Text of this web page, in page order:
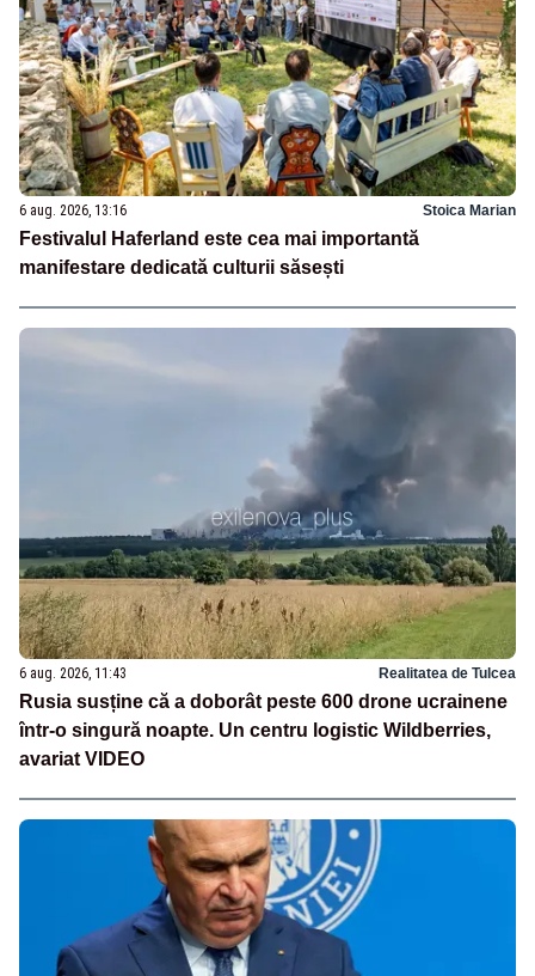
6 aug. 2026, 13:16 Stoica Marian
Festivalul Haferland este cea mai importantă
manifestare dedicată culturii săsești
6 aug. 2026, 11:43 Realitatea de Tulcea
Rusia susține că a doborât peste 600 drone ucrainene
într-o singură noapte. Un centru logistic Wildberries,
avariat VIDEO